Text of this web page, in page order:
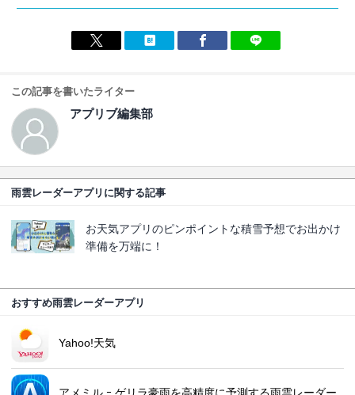
この記事を書いたライター
アプリブ編集部
雨雲レーダーアプリに関する記事
お天気アプリのピンポイントな積雪予想でお出かけ
準備を万端に！
おすすめ雨雲レーダーアプリ
Yahoo!天気